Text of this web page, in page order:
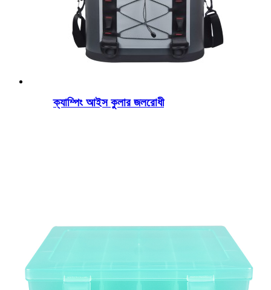
ক্যাম্পিং আইস কুলার জলরোধী